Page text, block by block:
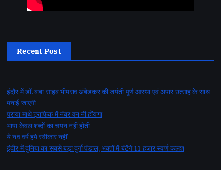
Recent Post
इंदौर में डॉ. बाबा साहब भीमराव अंबेडकर की जयंती पूर्ण आस्था एवं अपार उत्साह के साथ
मनाई जाएगी
पराया माथे ट्राफिक में नंबर वन नी होंयगा
भाषा केवल शब्दों का चयन नहीं होती
ये नव वर्ष हमे स्वीकार नहीं
इंदौर में दुनिया का सबसे बड़ा दुर्गा पंडाल, भक्तों में बंटेंगे 11 हजार स्वर्ण कलश